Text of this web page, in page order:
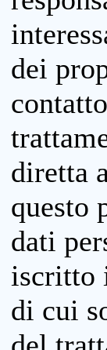
dei
diretta
questo
dati
iscritto
di cui